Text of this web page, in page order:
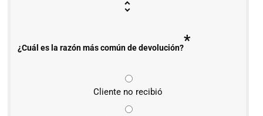
¿Cuál es la razón más común de devolución?*
Cliente no recibió